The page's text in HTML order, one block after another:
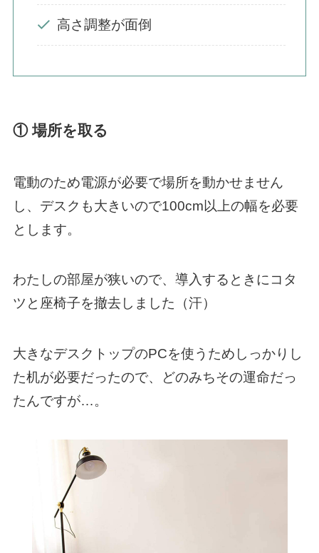
高さ調整が面倒
① 場所を取る
電動のため電源が必要で場所を動かせません
し、デスクも大きいので100cm以上の幅を必要
とします。
わたしの部屋が狭いので、導入するときにコタ
ツと座椅子を撤去しました（汗）
大きなデスクトップのPCを使うためしっかりし
た机が必要だったので、どのみちその運命だっ
たんですが…。